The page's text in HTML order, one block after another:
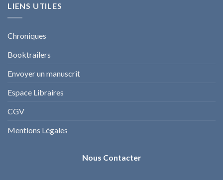
LIENS UTILES
Chroniques
Booktrailers
Envoyer un manuscrit
Espace Libraires
CGV
Mentions Légales
Nous Contacter